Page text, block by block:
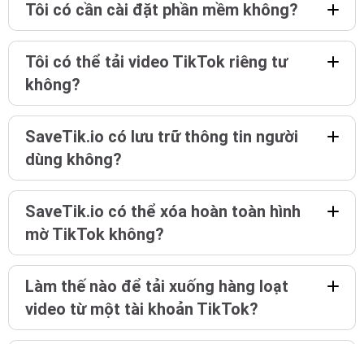
Tôi có cần cài đặt phần mềm không?
Tôi có thể tải video TikTok riêng tư
không?
SaveTik.io có lưu trữ thông tin người
dùng không?
SaveTik.io có thể xóa hoàn toàn hình
mờ TikTok không?
Làm thế nào để tải xuống hàng loạt
video từ một tài khoản TikTok?